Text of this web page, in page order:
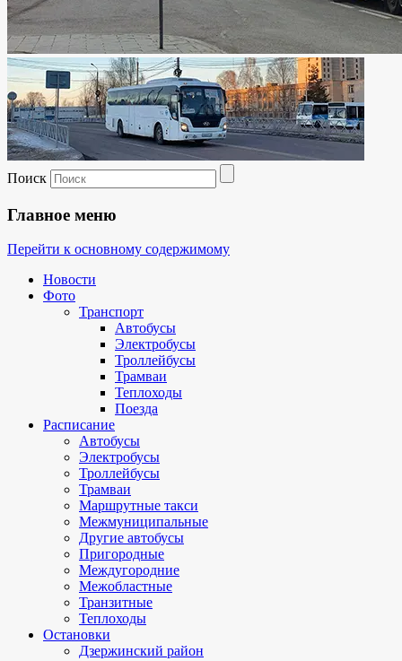
Поиск
Главное меню
Перейти к основному содержимому
Новости
Фото
Транспорт
Автобусы
Электробусы
Троллейбусы
Трамваи
Теплоходы
Поезда
Расписание
Автобусы
Электробусы
Троллейбусы
Трамваи
Маршрутные такси
Межмуниципальные
Другие автобусы
Пригородные
Междугородние
Межобластные
Транзитные
Теплоходы
Остановки
Дзержинский район